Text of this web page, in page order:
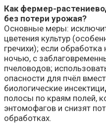
Как фермер-
без потери урожая?
Основные меры:
цветения культур
гречихи); если
ночью, с
пчеловодов;
опасности для пчёл
биологические
полосы по краям полей,
энтомофагов и снизят
обработках.